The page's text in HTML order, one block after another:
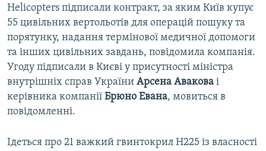
Helicopters підписали контракт, за яким Київ купує
55 цивільних вертольотів для операцій пошуку та
порятунку, надання термінової медичної допомоги
та інших цивільних завдань, повідомила компанія.
Угоду підписали в Києві у присутності міністра
внутрішніх справ України Арсена Авакова і
керівника компанії Брюно Евана, мовиться в
повідомленні.
Ідеться про 21 важкий гвинтокрил H225 із власності